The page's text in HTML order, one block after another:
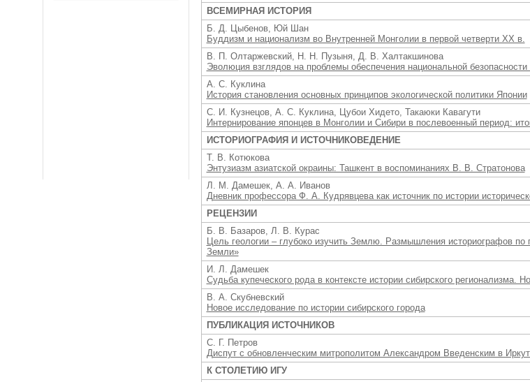
ВСЕМИРНАЯ ИСТОРИЯ
Б. Д. Цыбенов, Юй Шан
Буддизм и национализм во Внутренней Монголии в первой четверти XX в.
В. П. Олтаржевский, Н. Н. Пузыня, Д. В. Халтакшинова
Эволюция взглядов на проблемы обеспечения национальной
А. С. Куклина
История становления основных принципов экологической политики Японии
С. И. Кузнецов, А. С. Куклина, Цубои Хидето, Такаюки Кавагути
Интернирование японцев в Монголии и Сибири в послевоенный период:
ИСТОРИОГРАФИЯ И ИСТОЧНИКОВЕДЕНИЕ
Т. В. Котюкова
Энтузиазм азиатской окраины: Ташкент в воспоминаниях В. В. Стратонова
Л. М. Дамешек, А. А. Иванов
Дневник профессора Ф. А. Кудрявцева как источник по истории
РЕЦЕНЗИИ
Б. В. Базаров, Л. В. Курас
Цель геологии – глубоко изучить Землю. Размышления историографов
Земли»
И. Л. Дамешек
Судьба купеческого рода в контексте истории сибирского регионализма.
В. А. Скубневский
Новое исследование по истории сибирского города
ПУБЛИКАЦИЯ ИСТОЧНИКОВ
C. Г. Петров
Диспут с обновленческим митрополитом Александром Введенским в
К СТОЛЕТИЮ ИГУ